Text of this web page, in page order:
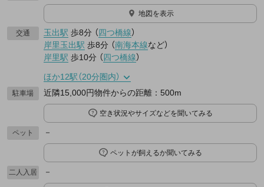
地図を表示
交通 玉出駅 歩8分 （四つ橋線）
岸里玉出駅 歩8分 （南海本線など）
岸里駅 歩10分 （四つ橋線）
ほか12駅（20分圏内）
駐車場 近隣15,000円物件からの距離：500m
空き状況やサイズなどを聞いてみる
ペット －
ペットが飼えるか聞いてみる
二人入居 －